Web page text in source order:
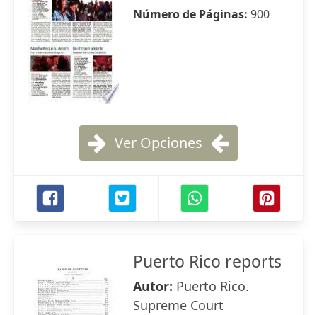
Número de Páginas: 900
Ver Opciones
Puerto Rico reports
Autor: Puerto Rico.
Supreme Court